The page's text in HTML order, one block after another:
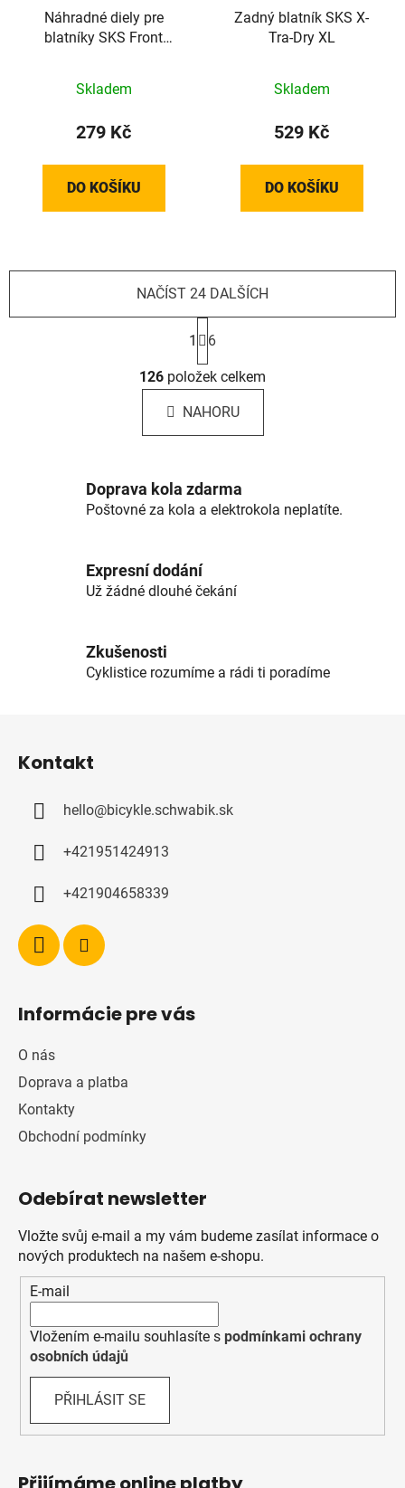
Náhradné diely pre
blatníky SKS Front
Skladem
279 Kč
DO KOŠÍKU
Zadný blatník SKS X-
Tra-Dry XL
Skladem
529 Kč
DO KOŠÍKU
O
v
l
á
d
c
í
p
v
k
y
i
NAČÍST 24 DALŠÍCH
S
t
r
á
n
k
n
í
1 6
126 položek celkem
NAHORU
Doprava kola zdarma
Poštovné za kola a elektrokola neplatíte.
Expresní dodání
Už žádné dlouhé čekání
Zkušenosti
Cyklistice rozumíme a rádi ti poradíme
Kontakt
hello@bicykle.schwabik.sk
+421951424913
+421904658339
Informácie pre vás
O nás
Doprava a platba
Kontakty
Obchodní podmínky
Odebírat newsletter
Vložte svůj e-mail a my vám budeme zasílat informace o
nových produktech na našem e-shopu.
E-mail
Vložením e-mailu souhlasíte s podmínkami ochrany
osobních údajů
PŘIHLÁSIT SE